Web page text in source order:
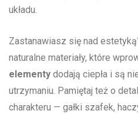
układu.
Zastanawiasz się nad
naturalne materiały, które
elementy dodają ciepła i ⁣są
utrzymaniu. Pamiętaj też o
charakteru — gałki szafek,